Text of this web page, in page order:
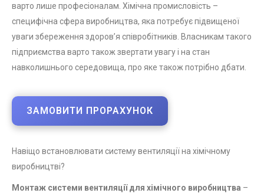
варто лише професіоналам. Хімічна промисловість –
специфічна сфера виробництва, яка потребує підвищеної
уваги збереження здоров’я співробітників. Власникам такого
підприємства варто також звертати увагу і на стан
навколишнього середовища, про яке також потрібно дбати.
ЗАМОВИТИ ПРОРАХУНОК
Навіщо встановлювати систему вентиляції на хімічному
виробництві?
Монтаж системи вентиляції для хімічного виробництва –